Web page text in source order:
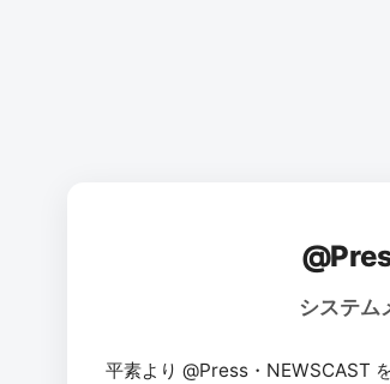
システム
平素より @Press・NEWSCAST